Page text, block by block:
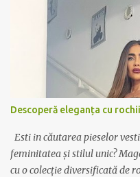
Descoperă eleganța cu
Esti in căutarea pieselor
feminitatea și stilul unic?
cu o colecție diversificată de